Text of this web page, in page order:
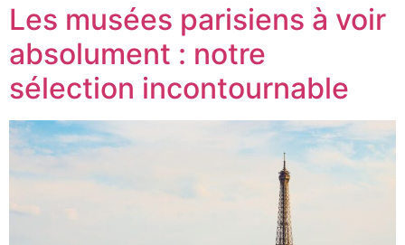
Les musées parisiens à voir
absolument : notre
sélection incontournable